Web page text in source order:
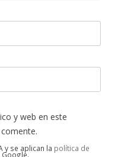
y web en este
y se aplican la política de
Google.